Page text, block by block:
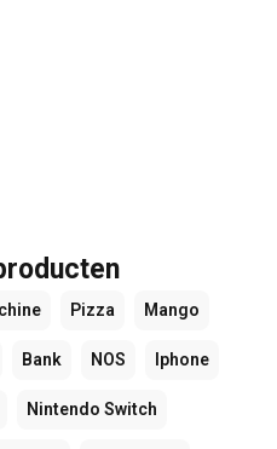
Pizza Mango
Bank NOS Iphone
Nintendo Switch